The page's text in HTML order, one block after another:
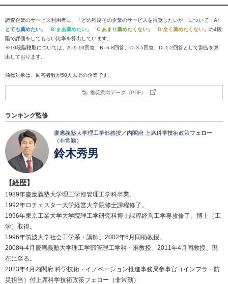
調査企業のサービス利用者に、「どの程度その企業のサービスを推奨したいか」について「A:
とても薦めたい 」「B:まあ薦めたい 」「C:あまり薦めたくない 」「D:全く薦めたくない 」の4段
階で評価をしてもらい比率を算出しています。
※10段階聴取については、A=9-10回答、B=6-8回答、C=3-5回答、D=1-2回答として割合を算
出しております。
商標対象は、回答者数が50人以上の企業です。
推奨意向データ（PDF）
ランキング監修
慶應義塾大学理工学部教授／内閣府 上席科学技術政策フェロー
（非常勤）
鈴木秀男
【経歴】
1989年慶應義塾大学理工学部管理工学科卒業。
1992年ロチェスター大学経営大学院修士課程修了。
1996年東京工業大学大学院理工学研究科博士課程経営工学専攻修了。博士（工
学）取得。
1996年筑波大学社会工学系・講師。2002年6月同助教授。
2008年4月慶應義塾大学理工学部管理工学科・准教授。2011年4月同教授、現
在に至る。
2023年4月内閣府 科学技術・イノベーション推進事務局参事官（インフラ・防
災担当）付上席科学技術政策フェロー（非常勤）